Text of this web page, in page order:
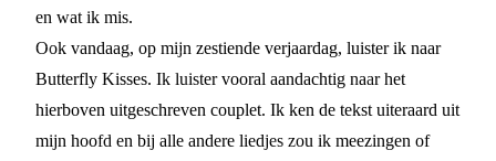
en wat ik mis.
Ook vandaag, op mijn zestiende verjaardag, luister ik naar
Butterfly Kisses. Ik luister vooral aandachtig naar het
hierboven uitgeschreven couplet. Ik ken de tekst uiteraard uit
mijn hoofd en bij alle andere liedjes zou ik meezingen of